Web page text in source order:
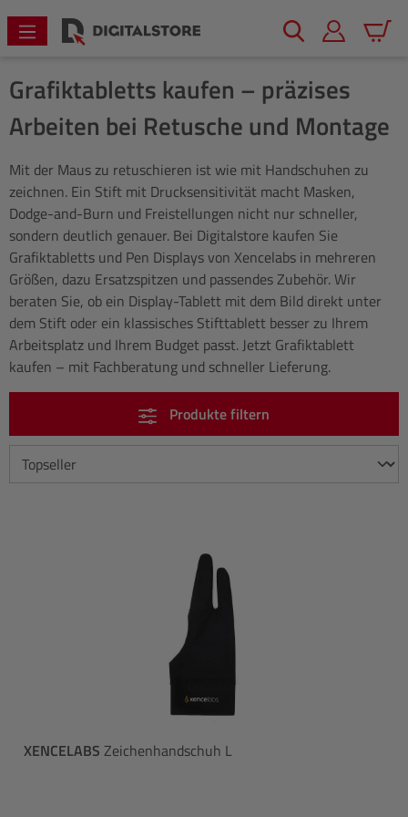
springen
Grafiktabletts kaufen – präzises
Arbeiten bei Retusche und Montage
Mit der Maus zu retuschieren ist wie mit Handschuhen zu
zeichnen. Ein Stift mit Drucksensitivität macht Masken,
Dodge-and-Burn und Freistellungen nicht nur schneller,
sondern deutlich genauer. Bei Digitalstore kaufen Sie
Grafiktabletts und Pen Displays von Xencelabs in mehreren
Größen, dazu Ersatzspitzen und passendes Zubehör. Wir
beraten Sie, ob ein Display-Tablett mit dem Bild direkt unter
dem Stift oder ein klassisches Stifttablett besser zu Ihrem
Arbeitsplatz und Ihrem Budget passt. Jetzt Grafiktablett
kaufen – mit Fachberatung und schneller Lieferung.
Produkte filtern
XENCELABS Zeichenhandschuh L